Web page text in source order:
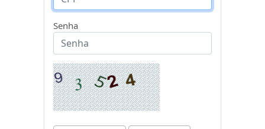
Senha